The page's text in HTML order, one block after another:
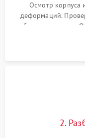
Повреждение системы
Поломка системы
Осмотр корпуса
деформаций.
работы излучателя.
марки на
2.